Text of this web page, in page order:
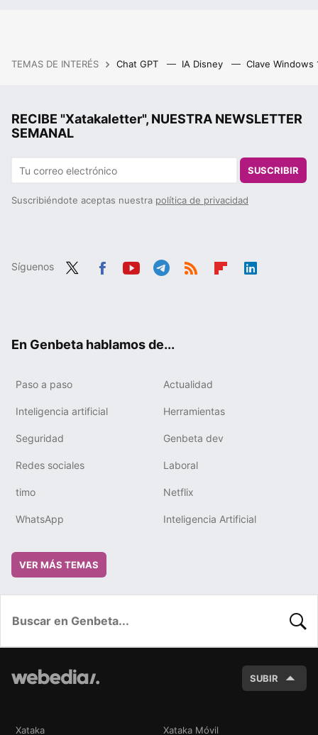
TEMAS DE INTERÉS Chat GPT IA Disney Clave Windows
RECIBE "Xatakaletter", NUESTRA NEWSLETTER
SEMANAL
SUSCRIBIR
Suscribiéndote aceptas nuestra política de privacidad
Síguenos
En Genbeta hablamos de...
Paso a paso Actualidad
Inteligencia artificial Herramientas
Seguridad Genbeta dev
Redes sociales Laboral
timo Netflix
WhatsApp Inteligencia Artificial
VER MÁS TEMAS
SUBIR
Xataka Xataka Móvil